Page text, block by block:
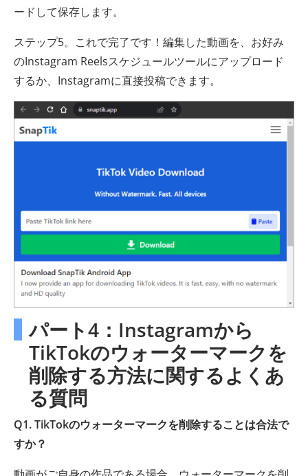
ードして保存します。
ステップ5。これで完了です！編集した動画を、お好み
のInstagram Reelsスケジュールツールにアップロード
するか、Instagramに直接投稿できます。
パート4：Instagramから
TikTokのウォーターマークを
削除する方法に関するよくあ
る質問
Q1. TikTokのウォーターマークを削除することは合法で
すか？